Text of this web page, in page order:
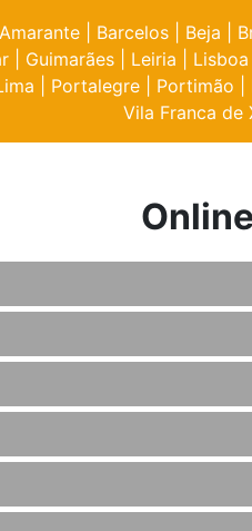
Amarante Barcelos Beja
Guimarães Leiria
Portalegre Portimão
Vila Franca de